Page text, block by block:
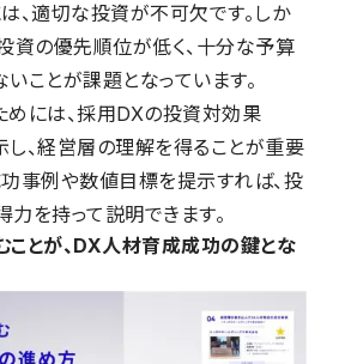
、適切な投資が不可欠です。しか
資の優先順位が低く、十分な予算
ことが課題となっています。
めには、採用DXの投資対効果
し、経営層の理解を得ることが重要
事例や数値目標を提示すれば、投
を持って説明できます。
ことが、DX人材育成成功の鍵とな